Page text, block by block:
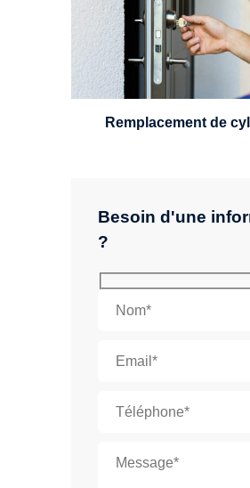
Besoin d'une
?
choisir et remplacer un
standard, à 5 leviers
leviers, Mul-T-Lock ou
multipoints.
Remplacement de